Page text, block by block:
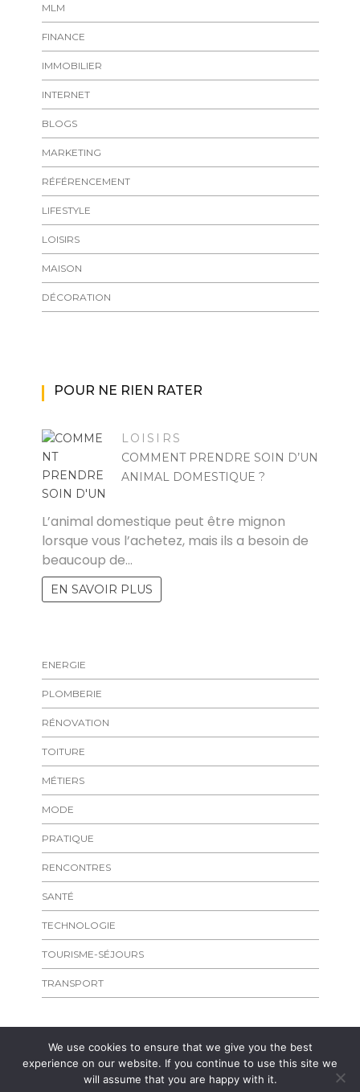
MLM
FINANCE
IMMOBILIER
INTERNET
BLOGS
MARKETING
RÉFÉRENCEMENT
LIFESTYLE
LOISIRS
MAISON
DÉCORATION
POUR NE RIEN RATER
LOISIRS
COMMENT PRENDRE SOIN D’UN
ANIMAL DOMESTIQUE ?
L’animal domestique peut être mignon
lorsque vous l’achetez, mais ils a besoin de
beaucoup de…
EN SAVOIR PLUS
ENERGIE
PLOMBERIE
RÉNOVATION
TOITURE
MÉTIERS
MODE
PRATIQUE
RENCONTRES
SANTÉ
TECHNOLOGIE
TOURISME-SÉJOURS
TRANSPORT
laplageparisienne.frAdmirer les rivages de l'Ile de
We use cookies to ensure that we give you the best
experience on our website. If you continue to use this site we
will assume that you are happy with it.